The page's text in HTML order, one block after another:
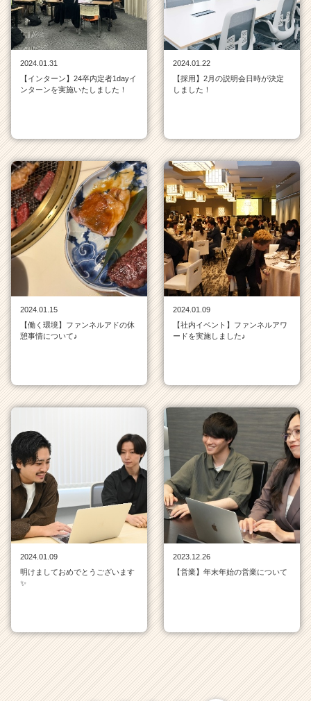
2024.01.31
【インターン】24卒内定者1dayイ
ンターンを実施いたしました！
2024.01.22
【採用】2月の説明会日時が決定
しました！
2024.01.15
【働く環境】ファンネルアドの休
憩事情について♪
2024.01.09
【社内イベント】ファンネルアワ
ードを実施しました♪
2024.01.09
明けましておめでとうございます
✨
2023.12.26
【営業】年末年始の営業について